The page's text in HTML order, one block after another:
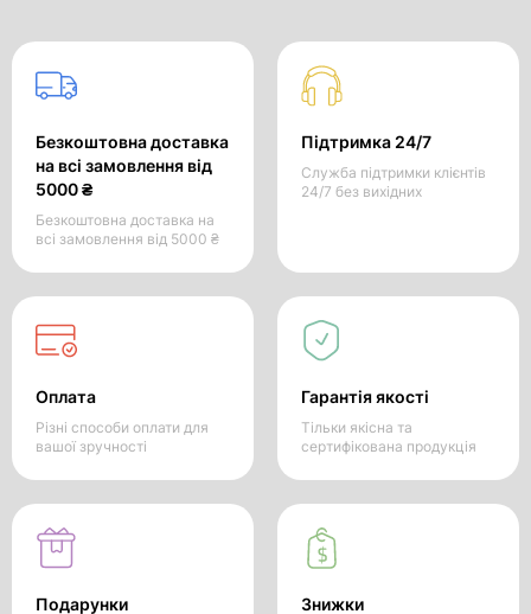
Безкоштовна доставка
на всі замовлення від
5000 ₴
Безкоштовна доставка на
всі замовлення від 5000 ₴
Підтримка 24/7
Служба підтримки клієнтів
24/7 без вихідних
Оплата
Різні способи оплати для
вашої зручності
Гарантія якості
Тільки якісна та
сертифікована продукція
Подарунки Знижки